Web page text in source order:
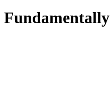
Fundamentally